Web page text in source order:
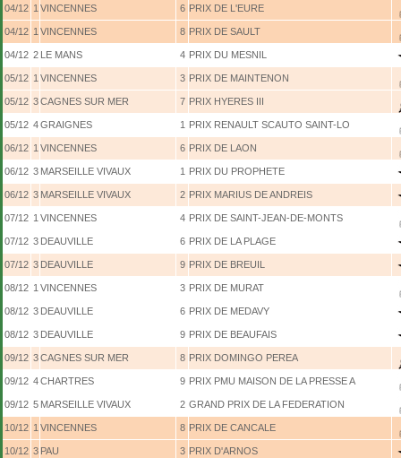
04/12 1 VINCENNES 6 PRIX DE L'EURE
04/12 1 VINCENNES 8 PRIX DE SAULT
04/12 2 LE MANS 4 PRIX DU MESNIL
05/12 1 VINCENNES 3 PRIX DE MAINTENON
05/12 3 CAGNES SUR MER 7 PRIX HYERES III
05/12 4 GRAIGNES 1 PRIX RENAULT SCAUTO SAINT-LO
06/12 1 VINCENNES 6 PRIX DE LAON
06/12 3 MARSEILLE VIVAUX 1 PRIX DU PROPHETE
06/12 3 MARSEILLE VIVAUX 2 PRIX MARIUS DE ANDREIS
07/12 1 VINCENNES 4 PRIX DE SAINT-JEAN-DE-MONTS
07/12 3 DEAUVILLE 6 PRIX DE LA PLAGE
07/12 3 DEAUVILLE 9 PRIX DE BREUIL
08/12 1 VINCENNES 3 PRIX DE MURAT
08/12 3 DEAUVILLE 6 PRIX DE MEDAVY
08/12 3 DEAUVILLE 9 PRIX DE BEAUFAIS
09/12 3 CAGNES SUR MER 8 PRIX DOMINGO PEREA
09/12 4 CHARTRES 9 PRIX PMU MAISON DE LA PRESSE A
09/12 5 MARSEILLE VIVAUX 2 GRAND PRIX DE LA FEDERATION
10/12 1 VINCENNES 8 PRIX DE CANCALE
10/12 3 PAU 3 PRIX D'ARNOS